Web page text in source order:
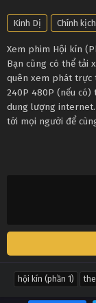
Kinh Dị Chính kịch
Xem phim Hội kín
Bạn cũng có thể tải
quên xem phát trực
240P 480P (nếu
dung lượng internet.
tới mọi người để
hội kín (phần 1)